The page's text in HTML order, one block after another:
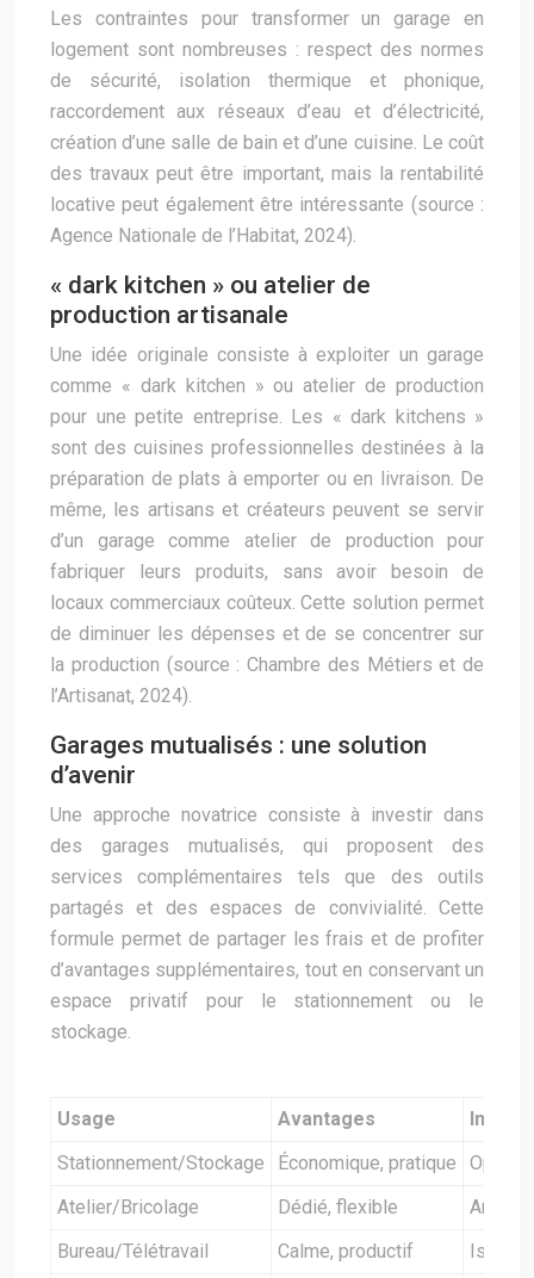
Les contraintes pour transformer un garage en
logement sont nombreuses : respect des normes
de sécurité, isolation thermique et phonique,
raccordement aux réseaux d’eau et d’électricité,
création d’une salle de bain et d’une cuisine. Le coût
des travaux peut être important, mais la rentabilité
locative peut également être intéressante (source :
Agence Nationale de l’Habitat, 2024).
« dark kitchen » ou atelier de
production artisanale
Une idée originale consiste à exploiter un garage
comme « dark kitchen » ou atelier de production
pour une petite entreprise. Les « dark kitchens »
sont des cuisines professionnelles destinées à la
préparation de plats à emporter ou en livraison. De
même, les artisans et créateurs peuvent se servir
d’un garage comme atelier de production pour
fabriquer leurs produits, sans avoir besoin de
locaux commerciaux coûteux. Cette solution permet
de diminuer les dépenses et de se concentrer sur
la production (source : Chambre des Métiers et de
l’Artisanat, 2024).
Garages mutualisés : une solution
d’avenir
Une approche novatrice consiste à investir dans
des garages mutualisés, qui proposent des
services complémentaires tels que des outils
partagés et des espaces de convivialité. Cette
formule permet de partager les frais et de profiter
d’avantages supplémentaires, tout en conservant un
espace privatif pour le stationnement ou le
stockage.
Usage Avantages
Stationnement/Stockage
Économique, pratique
Atelier/Bricolage
Dédié, flexible
Bureau/Télétravail
Calme, productif